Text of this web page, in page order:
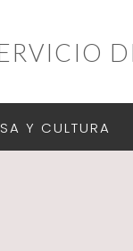
Y CULTURA